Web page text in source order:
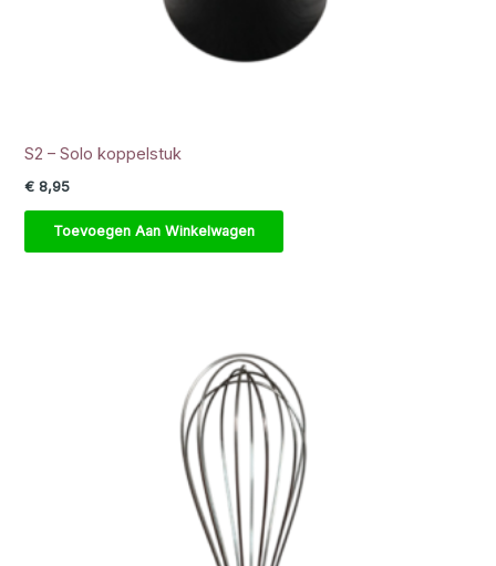
S2 – Solo koppelstuk
€ 8,95
Toevoegen Aan Winkelwagen